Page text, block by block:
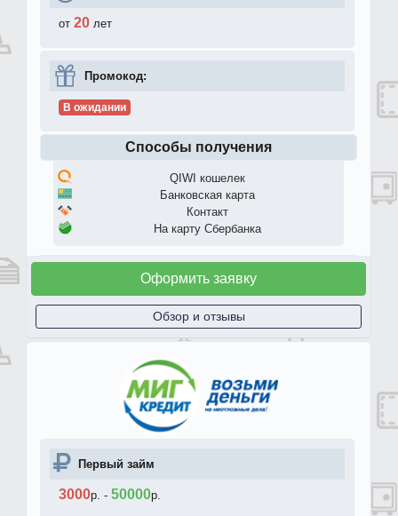
от 20 лет
Промокод:
В ожидании
Способы получения
QIWI кошелек
Банковская карта
Контакт
На карту Сбербанка
Оформить заявку
Обзор и отзывы
Первый займ
3000р. - 50000р.